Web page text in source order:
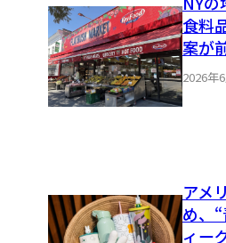
食料
案が
2026年
アメ
め、
ィー